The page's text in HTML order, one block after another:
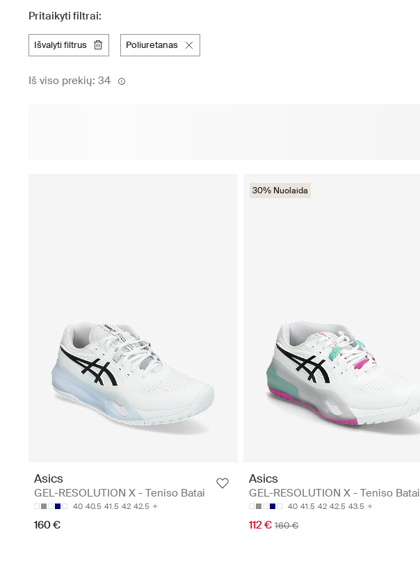
Pritaikyti filtrai:
išvalyti filtrus poliuretanas
Iš viso prekių: 34
Asics
GEL-RESOLUTION X - Teniso Batai
40 40.5 41.5 42 42.5
160 €
30% Nuolaida
Asics
GEL-RESOLUTION X - Teniso Batai
40 41.5 42 42.5 43.5
112 € 160 €